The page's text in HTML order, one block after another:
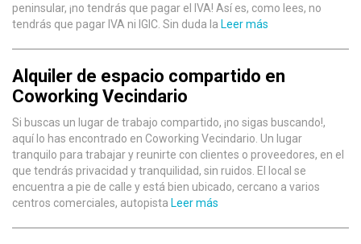
peninsular, ¡no tendrás que pagar el IVA! Así es, como lees, no
tendrás que pagar IVA ni IGIC. Sin duda la Leer más
Alquiler de espacio compartido en
Coworking Vecindario
Si buscas un lugar de trabajo compartido, ¡no sigas buscando!,
aquí lo has encontrado en Coworking Vecindario. Un lugar
tranquilo para trabajar y reunirte con clientes o proveedores, en el
que tendrás privacidad y tranquilidad, sin ruidos. El local se
encuentra a pie de calle y está bien ubicado, cercano a varios
centros comerciales, autopista Leer más